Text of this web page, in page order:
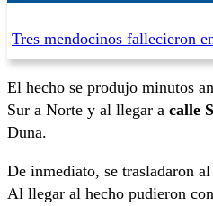
Tres mendocinos fallecieron
El hecho se produjo minutos
Sur a Norte y al llegar a calle
Duna.
De inmediato, se trasladaron
Al llegar al hecho pudieron